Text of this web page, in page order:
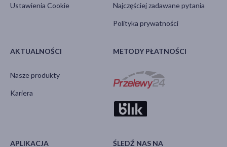
Ustawienia Cookie Najczęściej zadawane pytania
Polityka prywatności
AKTUALNOŚCI
Nasze produkty
Kariera
METODY PŁATNOŚCI
APLIKACJA ŚLEDŹ NAS NA